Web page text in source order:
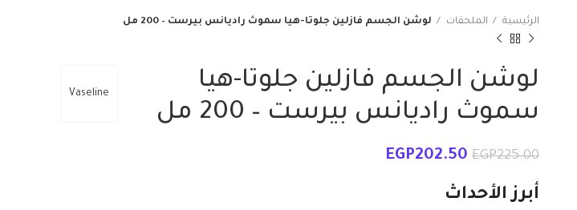
الرئيسية الملحقات لوشن الجسم فازلين جلوتا-هيا سموث راديانس بيرست – 200 مل
Vaseline
لوشن الجسم فازلين جلوتا-هيا
سموث راديانس بيرست – 200 مل
EGP225.00
EGP202.50
أبرز الأحداث